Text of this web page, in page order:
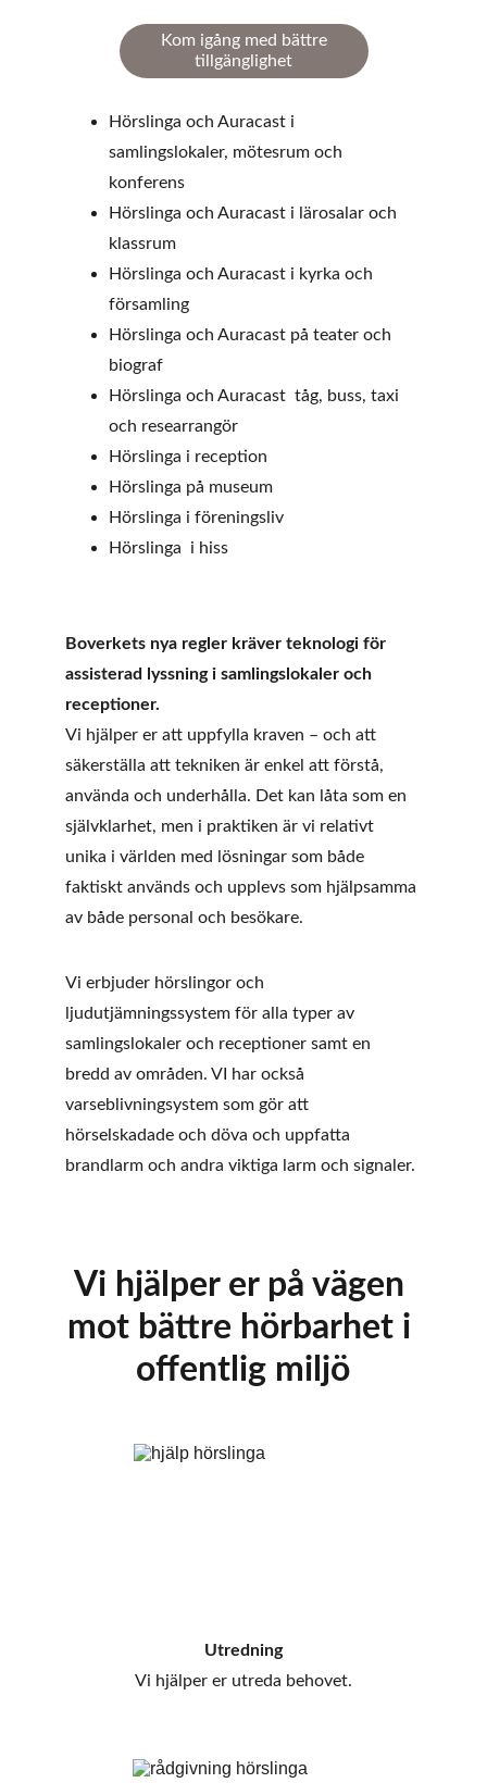
Hörslinga och Auracast i
samlingslokaler, mötesrum och
konferens
Hörslinga och Auracast i lärosalar och
klassrum
Hörslinga och Auracast i kyrka och
församling
Hörslinga och Auracast på teater och
biograf
Hörslinga och Auracast  tåg, buss, taxi
och researrangör
Hörslinga i reception
Hörslinga på museum
Hörslinga i föreningsliv
Hörslinga  i hiss
Boverkets nya regler kräver teknologi för
assisterad lyssning i samlingslokaler och
receptioner.
Vi hjälper er att uppfylla kraven – och att
säkerställa att tekniken är enkel att förstå,
använda och underhålla. Det kan låta som en
självklarhet, men i praktiken är vi relativt
unika i världen med lösningar som både
faktiskt används och upplevs som hjälpsamma
av både personal och besökare.
Vi erbjuder hörslingor och
ljudutjämningssystem för alla typer av
samlingslokaler och receptioner samt en
bredd av områden. VI har också
varseblivningsystem som gör att
hörselskadade och döva och uppfatta
brandlarm och andra viktiga larm och signaler.
Kom igång med bättre
tillgänglighet
Vi hjälper er på vägen
mot bättre hörbarhet i
offentlig miljö
Utredning
Vi hjälper er utreda behovet.